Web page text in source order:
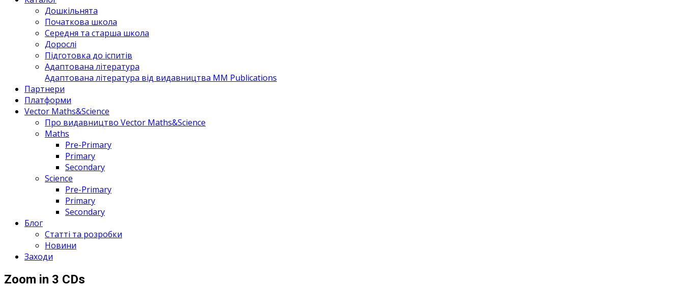
Дошкільнята
Початкова школа
Середня та старша школа
Дорослі
Підготовка до іспитів
Адаптована література
Адаптована література від видавництва MM Publications
Партнери
Платформи
Vector Maths&Science
Про видавництво Vector Maths&Science
Maths
Pre-Primary
Primary
Secondary
Science
Pre-Primary
Primary
Secondary
Блог
Статті та розробки
Новини
Заходи
Zoom in 3 CDs